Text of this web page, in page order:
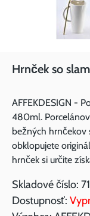
Hrnček so
AFFEKDESIGN -
480ml.
bežných hrnčekov
obklopujete
hrnček si určite
Skladové číslo:
Dostupnosť: